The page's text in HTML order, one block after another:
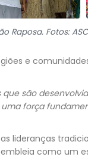
Raposa. Fotos:
e
são
força
como um